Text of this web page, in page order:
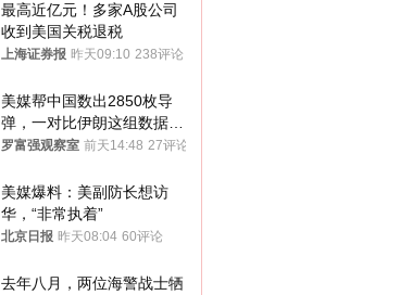
最高近亿元！多家A股公司
收到美国关税退税
上海证券报 昨天09:10 238评论
美媒帮中国数出2850枚导
弹，一对比伊朗这组数据，
发现出大事了
罗富强观察室 前天14:48 27评论
美媒爆料：美副防长想访
华，“非常执着”
北京日报 昨天08:04 60评论
去年八月，两位海警战士牺